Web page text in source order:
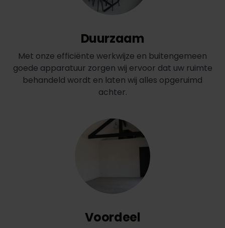
Duurzaam
Met onze efficiënte werkwijze en buitengemeen
goede apparatuur zorgen wij ervoor dat uw ruimte
behandeld wordt en laten wij alles opgeruimd
achter.
Voordeel